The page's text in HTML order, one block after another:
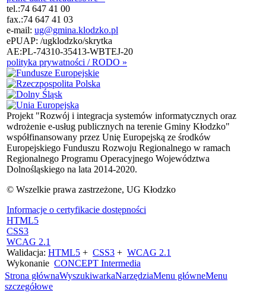
tel.:74 647 41 00
fax.:74 647 41 03
e-mail: ug@gmina.klodzko.pl
ePUAP: /ugklodzko/skrytka
AE:PL-74310-35413-WBTEJ-20
polityka prywatności / RODO »
Projekt "Rozwój i integracja systemów informatycznych oraz
wdrożenie e-usług publicznych na terenie Gminy Kłodzko"
współfinansowany przez Unię Europejską ze środków
Europejskiego Funduszu Rozwoju Regionalnego w ramach
Regionalnego Programu Operacyjnego Województwa
Dolnośląskiego na lata 2014-2020.
© Wszelkie prawa zastrzeżone, UG Kłodzko
Informacje o certyfikacie dostępności
HTML5
CSS3
WCAG 2.1
Walidacja: HTML5 + CSS3 + WCAG 2.1
Wykonanie CONCEPT Intermedia
Strona głównaWyszukiwarkaNarzędziaMenu główneMenu
szczegółowe